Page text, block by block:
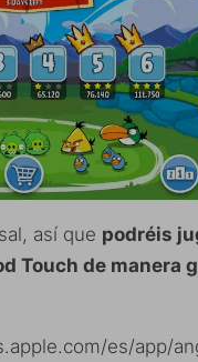
así que podréis
Touch de manera
es/app/